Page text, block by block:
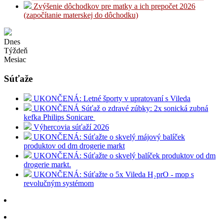
Zvýšenie dôchodkov pre matky a ich prepočet 2026
(započítanie materskej do dôchodku)
Dnes
Týždeň
Mesiac
Súťaže
UKONČENÁ: Letné športy v upratovaní s Vileda
UKONČENÁ Súťaž o zdravé zúbky: 2x sonická zubná
kefka Philips Sonicare
Výhercovia súťaží 2026
UKONČENÁ: Súťažte o skvelý májový balíček
produktov od dm drogerie markt
UKONČENÁ: Súťažte o skvelý balíček produktov od dm
drogerie markt.
UKONČENÁ: Súťažte o 5x Vileda H₂prO - mop s
revolučným systémom